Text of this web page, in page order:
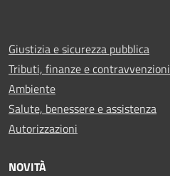
Giustizia e sicurezza pubblica
Tributi, finanze e contravvenzioni
Ambiente
Salute, benessere e assistenza
Autorizzazioni
NOVITÀ